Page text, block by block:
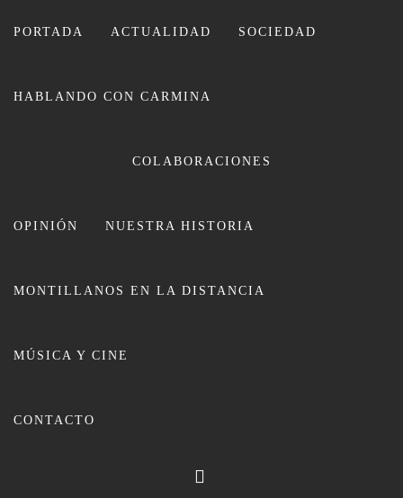
PORTADA ACTUALIDAD SOCIEDAD
HABLANDO CON CARMINA
COLABORACIONES
OPINIÓN NUESTRA HISTORIA
MONTILLANOS EN LA DISTANCIA
MÚSICA Y CINE
CONTACTO
CARMINA LEIVA
Montilla se llena de color con el